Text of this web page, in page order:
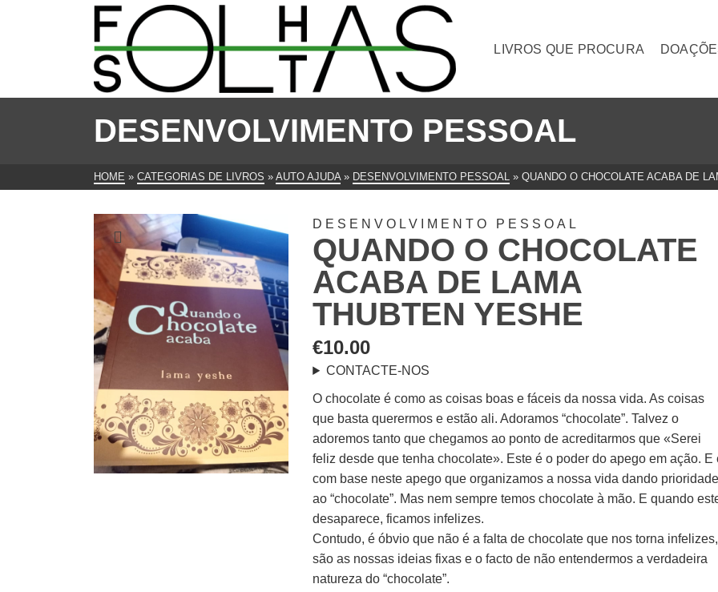
LIVROS QUE PROCURA
DESENVOLVIMENTO PESSOAL
HOME » CATEGORIAS DE LIVROS » AUTO AJUDA » DESENVOLVIMENTO PESSOAL » QUANDO O CHOCOLATE ACABA DE
DESENVOLVIMENTO PESSOAL
QUANDO O CHOCOLATE
ACABA DE LAMA
THUBTEN YESHE
€10.00
CONTACTE-NOS
O chocolate é como as coisas boas e fáceis da nossa vida. As coisas
que basta querermos e estão ali. Adoramos “chocolate”. Talvez o
adoremos tanto que chegamos ao ponto de acreditarmos que «Serei
feliz desde que tenha chocolate». Este é o poder do apego em ação. E
com base neste apego que organizamos a nossa vida dando prioridade
ao “chocolate”. Mas nem sempre temos chocolate à mão. E quando
desaparece, ficamos infelizes.
Contudo, é óbvio que não é a falta de chocolate que nos torna infelizes,
são as nossas ideias fixas e o facto de não entendermos a verdadeira
natureza do “chocolate”.